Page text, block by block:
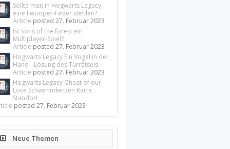
Sollte man in Hogwarts Legacy
eine Fwooper-Feder stehlen?
Article posted27. Februar 2023
Ist Sons of the forest ein
Multiplayer-Spiel?
Article posted27. Februar 2023
Hogwarts Legacy Ein Vogel in der
Hand - Lösung des Türrätsels
Article posted27. Februar 2023
Hogwarts Legacy Ghost of our
Love Schwimmkerzen Karte
Standort
posted27. Februar 2023
Neue Themen